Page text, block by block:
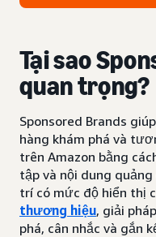
Tại sao
quan trọng?
Sponsored Brands
hàng khám phá và
trên Amazon bằng
tập và nội dung
trí có mức độ hiển thị
thương hiệu, giải
phá, cân nhắc và gắn